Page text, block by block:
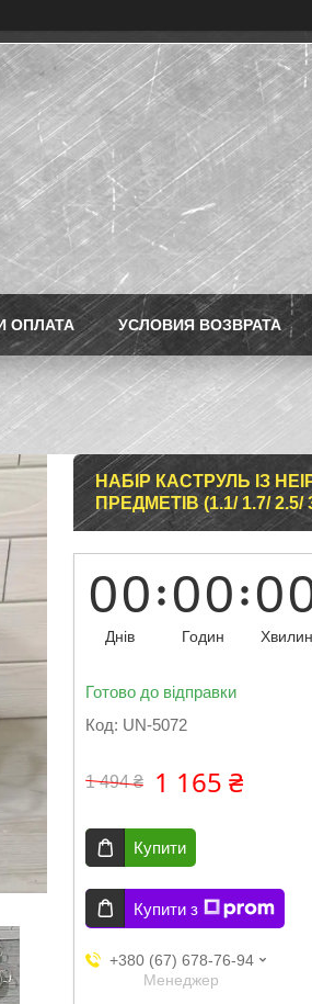
ОПЛАТА УСЛОВИЯ ВОЗВРАТА
НАБІР КАСТРУЛЬ ІЗ
ПРЕДМЕТІВ (1.1/ 1.7/ 2.5/
00
Днів
00
Годин
0
Хвилин
Готово до відправки
Код: UN-5072
1 494 ₴ 1 165 ₴
Купити
Купити з
+380 (67) 678-76-94
Менеджер